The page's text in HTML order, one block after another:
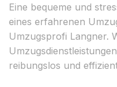
Eine bequeme und
eines erfahrenen
Umzugsprofi Langner.
reibungslos und